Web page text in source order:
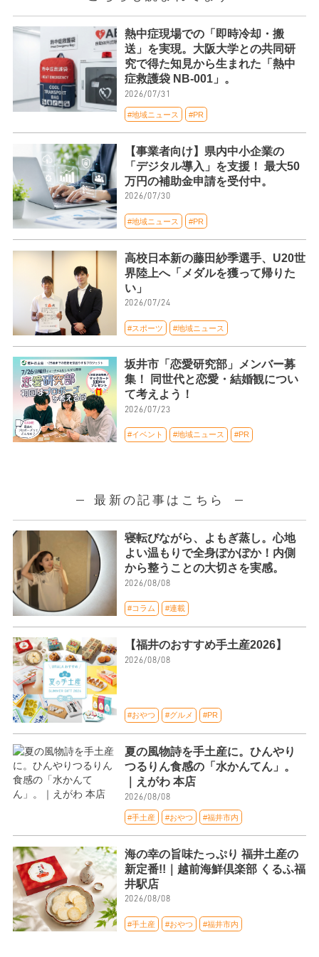
熱中症現場での「即時冷却・搬
送」を実現。大阪大学との共同研
究で得た知見から生まれた「熱中
症救護袋 NB-001」。
2026/07/31
#地域ニュース #PR
【事業者向け】県内中小企業の
「デジタル導入」を支援！ 最大50
万円の補助金申請を受付中。
2026/07/30
#地域ニュース #PR
高校日本新の藤田紗季選手、U20世
界陸上へ「メダルを獲って帰りた
い」
2026/07/24
#スポーツ #地域ニュース
坂井市「恋愛研究部」メンバー募
集！ 同世代と恋愛・結婚観につい
て考えよう！
2026/07/23
#イベント #地域ニュース #PR
最新の記事はこちら
寝転びながら、よもぎ蒸し。心地
よい温もりで全身ぽかぽか！内側
から整うことの大切さを実感。
2026/08/08
#コラム #連載
【福井のおすすめ手土産2026】
2026/08/08
#おやつ #グルメ #PR
夏の風物詩を手土産に。ひんやり
つるりん食感の「水かんてん」。
｜えがわ 本店
2026/08/08
#手土産 #おやつ #福井市内
海の幸の旨味たっぷり 福井土産の
新定番!!｜越前海鮮倶楽部 くるふ福
井駅店
2026/08/08
#手土産 #おやつ #福井市内